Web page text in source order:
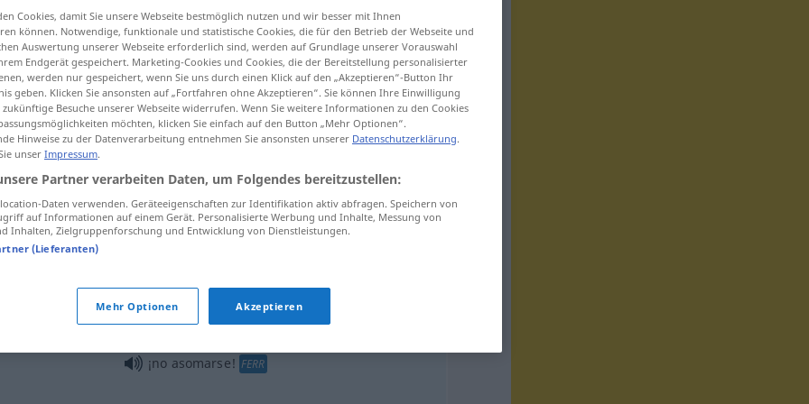
asomarse (≈ mostrarse)
asomarse a (
por) laventana
mirar)
¡no asomarse! FERR
Cookies, damit Sie unsere Webseite bestmöglich nutzen und wir besser mit Ihnen
können. Notwendige, funktionale und statistische Cookies, die für den Betrieb der Webseite und
Auswertung unserer Webseite erforderlich sind, werden auf Grundlage unserer Vorauswahl
Endgerät gespeichert. Marketing-Cookies und Cookies, die der Bereitstellung personalisierter
werden nur gespeichert, wenn Sie uns durch einen Klick auf den „Akzeptieren“-Button Ihr
geben. Klicken Sie ansonsten auf „Fortfahren ohne Akzeptieren“. Sie können Ihre Einwilligung
Besuche unserer Webseite widerrufen. Wenn Sie weitere Informationen zu den Cookies
möchten, klicken Sie einfach auf den Button „Mehr Optionen“.
Hinweise zu der Datenverarbeitung entnehmen Sie ansonsten unserer Datenschutzerklärung.
unser Impressum.
Partner verarbeiten Daten, um Folgendes bereitzustellen:
Daten verwenden. Geräteeigenschaften zur Identifikation aktiv abfragen. Speichern von
auf Informationen auf einem Gerät. Personalisierte Werbung und Inhalte, Messung von
Inhalten, Zielgruppenforschung und Entwicklung von Dienstleistungen.
(Lieferanten)
Mehr Optionen Akzeptieren